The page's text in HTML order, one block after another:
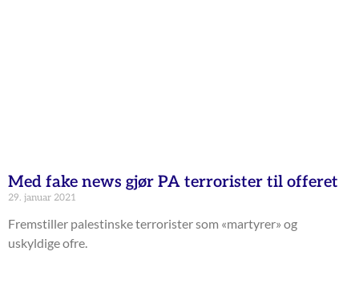
Med fake news gjør PA terrorister til offeret
29. januar 2021
Fremstiller palestinske terrorister som «martyrer» og
uskyldige ofre.